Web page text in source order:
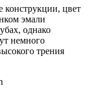
конструкции, цвет
эмали
однако
немного
трения